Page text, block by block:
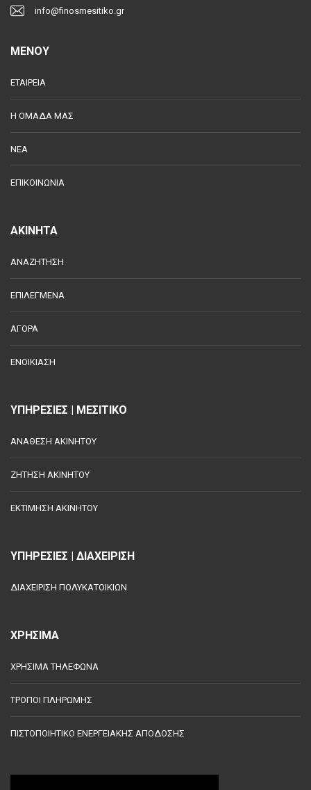
info@finosmesitiko.gr
MENOY
ΕΤΑΙΡΕΙΑ
Η ΟΜΑΔΑ ΜΑΣ
ΝΕΑ
ΕΠΙΚΟΙΝΩΝΙΑ
ΑΚΙΝΗΤΑ
ΑΝΑΖΗΤΗΣΗ
ΕΠΙΛΕΓΜΕΝΑ
ΑΓΟΡΑ
ΕΝΟΙΚΙΑΣΗ
ΥΠΗΡΕΣΙΕΣ | ΜΕΣΙΤΙΚΟ
ΑΝΑΘΕΣΗ ΑΚΙΝΗΤΟΥ
ΖΗΤΗΣΗ ΑΚΙΝΗΤΟΥ
ΕΚΤΙΜΗΣΗ ΑΚΙΝΗΤΟΥ
ΥΠΗΡΕΣΙΕΣ | ΔΙΑΧΕΙΡΙΣΗ
ΔΙΑΧΕΙΡΙΣΗ ΠΟΛΥΚΑΤΟΙΚΙΩΝ
ΧΡΗΣΙΜΑ
ΧΡΗΣΙΜΑ ΤΗΛΕΦΩΝΑ
ΤΡΟΠΟΙ ΠΛΗΡΩΜΗΣ
ΠΙΣΤΟΠΟΙΗΤΙΚΟ ΕΝΕΡΓΕΙΑΚΗΣ ΑΠΟΔΟΣΗΣ